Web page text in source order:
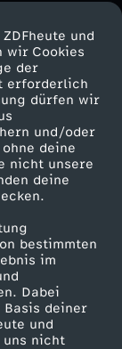
und
wir Cookies
der
erforderlich
dürfen wir
und/oder
deine
nicht unsere
deine
bestimmten
im
Dabei
deiner
und
uns nicht